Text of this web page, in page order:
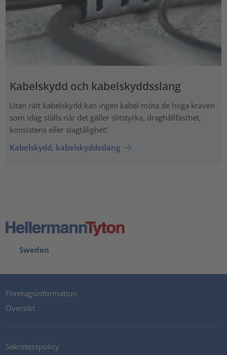
Kabelskydd och kabelskyddsslang
Utan rätt kabelskydd kan ingen kabel möta de höga kraven
som idag ställs när det gäller slitstyrka, draghållfasthet,
konsistens eller slagtålighet!
Kabelskydd, kabelskyddsslang
Sweden
Företagsinformation
Översikt
Sekretesspolicy